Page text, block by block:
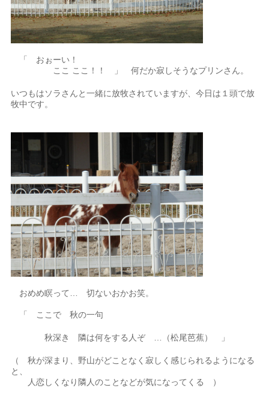
「 おぉーい！
ここ ここ！！ 」 何だか寂しそうなプリンさん。
いつもはソラさんと一緒に放牧されていますが、今日は１頭で放
牧中です。
おめめ瞑って… 切ないおかお笑。
「 ここで 秋の一句
秋深き 隣は何をする人ぞ …（松尾芭蕉） 」
（ 秋が深まり、野山がどことなく寂しく感じられるようになる
と、
人恋しくなり隣人のことなどが気になってくる ）